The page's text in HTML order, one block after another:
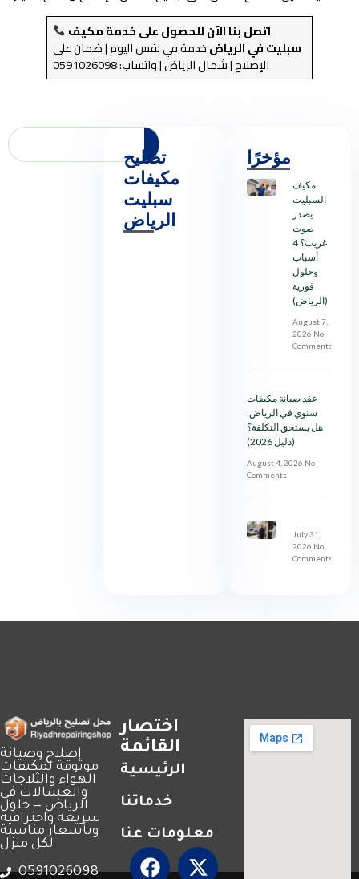
سبليت في الرياضخدمة في نفس اليوم | ضمان على
الإصلاح | شمال الرياض | واتساب: 0591026098
تصليح
مكيفات
سبليت
الرياض
مؤخرًا
مكيف
السبليت
يصدر
صوت
غريب؟ 4
أسباب
وحلول
فورية
(الرياض)
August 7,
2026 No
Comments
عقد صيانة مكيفات
سنوي في الرياض:
هل يستحق التكلفة؟
(دليل 2026)
August 4, 2026 No
Comments
July 31,
2026 No
Comments
إصلاح وصيانة
موثوقة لمكيفات
الهواء والثلاجات
والغسالات في
الرياض — حلول
سريعة واحترافية
وبأسعار مناسبة
لكل منزل
0591026098
اختصار
القائمة
الرئيسية
خدماتنا
معلومات عنا